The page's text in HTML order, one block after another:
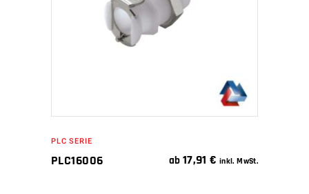
IN DEN WARENKORB
PLC SERIE
PLC16006 ab 17,91€ inkl. MwSt.